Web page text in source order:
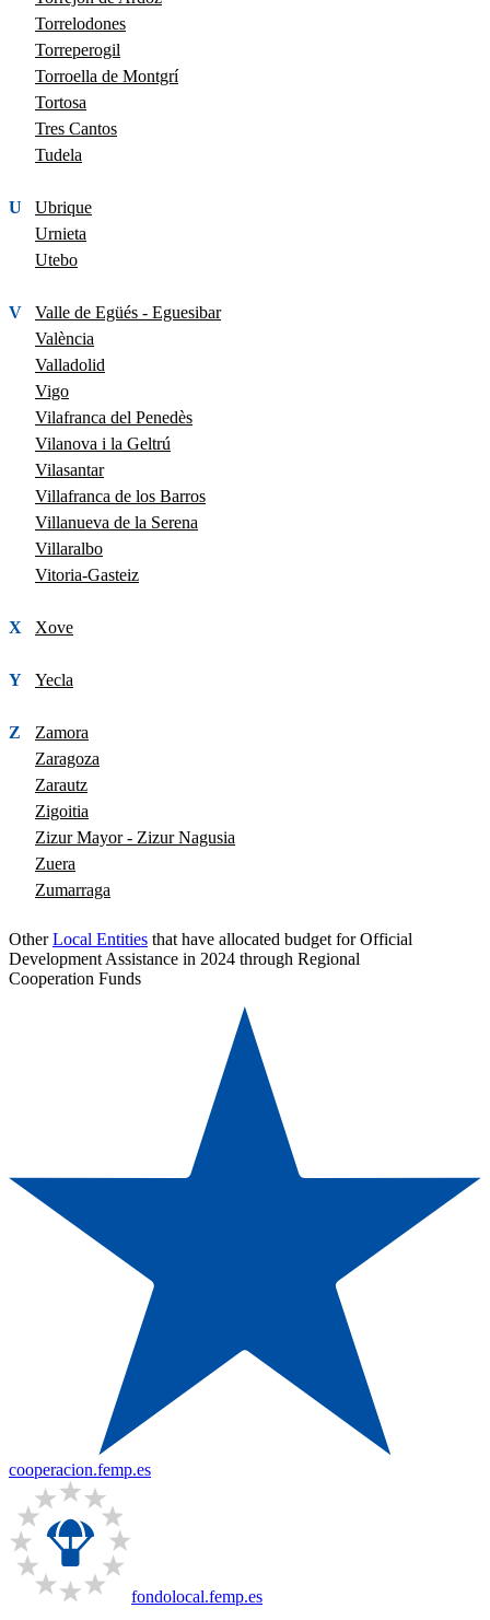
Torrelodones
Torreperogil
Torroella de Montgrí
Tortosa
Tres Cantos
Tudela
U
Ubrique
Urnieta
Utebo
V
Valle de Egüés - Eguesibar
València
Valladolid
Vigo
Vilafranca del Penedès
Vilanova i la Geltrú
Vilasantar
Villafranca de los Barros
Villanueva de la Serena
Villaralbo
Vitoria-Gasteiz
X Xove
Y Yecla
Z
Zamora
Zaragoza
Zarautz
Zigoitia
Zizur Mayor - Zizur Nagusia
Zuera
Zumarraga
OtherLocal Entities that have allocated budget for Official
Development Assistance in 2024 through Regional
Cooperation Funds
cooperacion.femp.es
fondolocal.femp.es